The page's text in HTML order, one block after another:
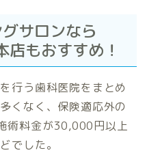
サロンなら
もおすすめ！
行う歯科医院をまとめ
くなく、保険適応外の
術料金が30,000円以上
でした。